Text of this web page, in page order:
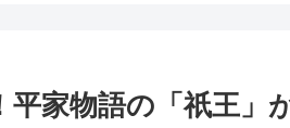
平家物語の「祇王」